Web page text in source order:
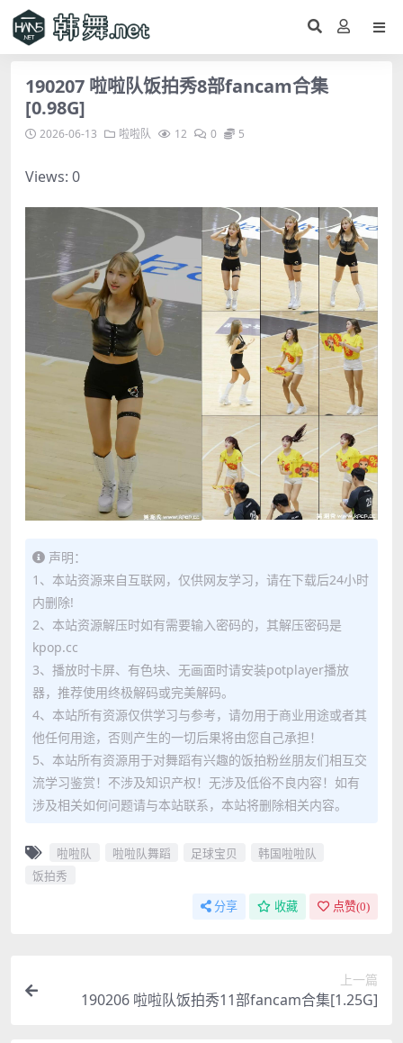
190207 啦啦队饭拍秀8部fancam合集
[0.98G]
2026-06-13 啦啦队 12 0 5
Views: 0
声明：
1、本站资源来自互联网，仅供网友学习，请在下载后24小时
内删除!
2、本站资源解压时如有需要输入密码的，其解压密码是
kpop.cc
3、播放时卡屏、有色块、无画面时请安装potplayer播放
器，推荐使用终极解码或完美解码。
4、本站所有资源仅供学习与参考，请勿用于商业用途或者其
他任何用途，否则产生的一切后果将由您自己承担！
5、本站所有资源用于对舞蹈有兴趣的饭拍粉丝朋友们相互交
流学习鉴赏！不涉及知识产权！无涉及低俗不良内容！如有
涉及相关如何问题请与本站联系，本站将删除相关内容。
啦啦队 啦啦队舞蹈 足球宝贝
韩国啦啦队
饭拍秀
分享 收藏 点赞(0)
上一篇
190206 啦啦队饭拍秀11部fancam合集[1.25G]